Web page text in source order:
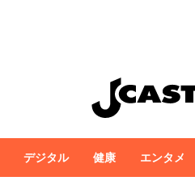
デジタル 健康 エンタメ